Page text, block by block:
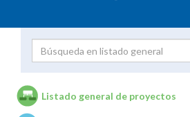
Listado general de proyectos